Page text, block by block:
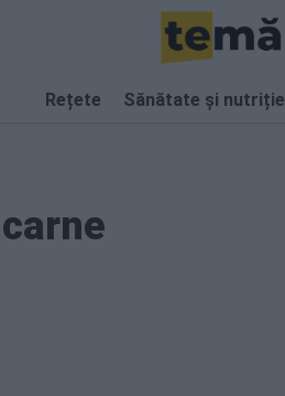
Rețete Sănătate și nutriție